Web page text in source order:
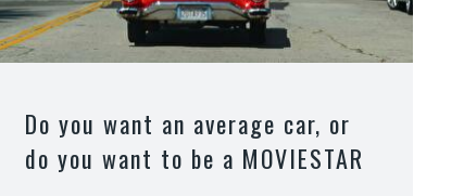
Do you want an average car, or
do you want to be a MOVIESTAR